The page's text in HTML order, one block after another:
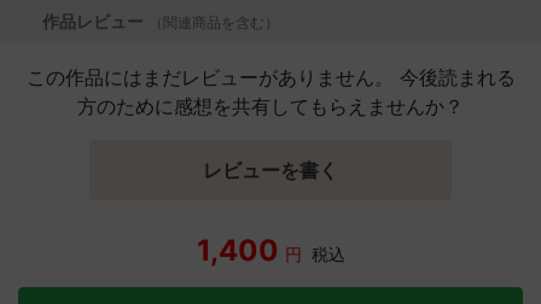
作品レビュー （関連商品を含む）
この作品にはまだレビューがありません。 今後読まれる
方のために感想を共有してもらえませんか？
レビューを書く
1,400 円 税込